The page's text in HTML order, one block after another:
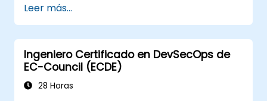
atacantes.
Implementar prácticas de codificación
segura para mitigar los riesgos de
seguridad.
Utilizar herramientas de prueba de
seguridad para identificar y corregir
Leer más...
Ingeniero Certificado en DevSecOps de
EC-Council (ECDE)
28 Horas